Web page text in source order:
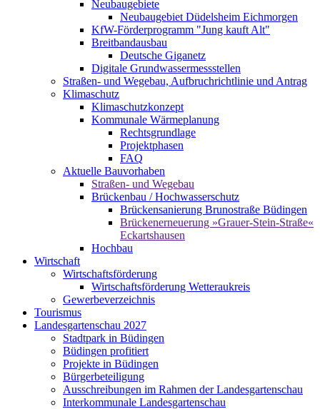
Neubaugebiete
Neubaugebiet Düdelsheim Eichmorgen
KfW-Förderprogramm "Jung kauft Alt"
Breitbandausbau
Deutsche Giganetz
Digitale Grundwassermessstellen
Straßen- und Wegebau, Aufbruchrichtlinie und Antrag
Klimaschutz
Klimaschutzkonzept
Kommunale Wärmeplanung
Rechtsgrundlage
Projektphasen
FAQ
Aktuelle Bauvorhaben
Straßen- und Wegebau
Brückenbau / Hochwasserschutz
Brückensanierung Brunostraße Büdingen
Brückenerneuerung »Grauer-Stein-Straße«
Eckartshausen
Hochbau
Wirtschaft
Wirtschaftsförderung
Wirtschaftsförderung Wetteraukreis
Gewerbeverzeichnis
Tourismus
Landesgartenschau 2027
Stadtpark in Büdingen
Büdingen profitiert
Projekte in Büdingen
Bürgerbeteiligung
Ausschreibungen im Rahmen der Landesgartenschau
Interkommunale Landesgartenschau